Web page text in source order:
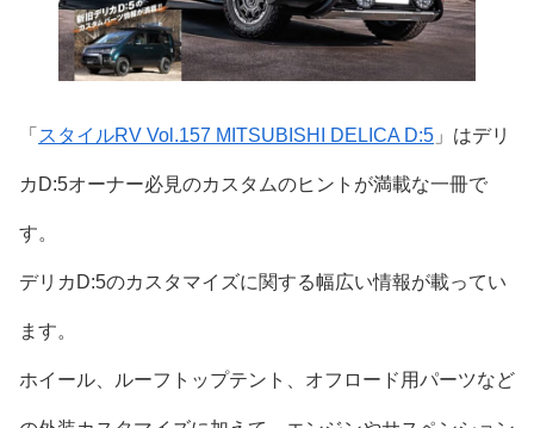
「 スタイルRV Vol.157 MITSUBISHI DELICA D:5 」はデリ
カD:5オーナー必見のカスタムのヒントが満載な一冊で
す。
デリカD:5のカスタマイズに関する幅広い情報が載ってい
ます。
ホイール、ルーフトップテント、オフロード用パーツなど